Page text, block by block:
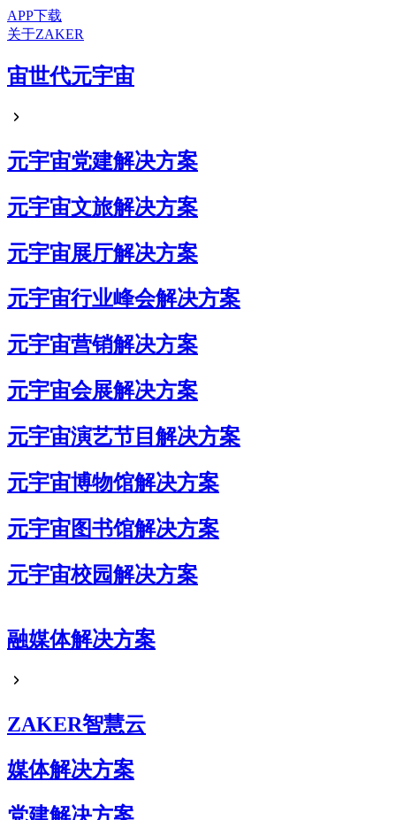
APP下载
关于ZAKER
宙世代元宇宙
元宇宙党建解决方案
元宇宙文旅解决方案
元宇宙展厅解决方案
元宇宙行业峰会解决方案
元宇宙营销解决方案
元宇宙会展解决方案
元宇宙演艺节目解决方案
元宇宙博物馆解决方案
元宇宙图书馆解决方案
元宇宙校园解决方案
元宇宙电商解决方案
融媒体解决方案
ZAKER智慧云
媒体解决方案